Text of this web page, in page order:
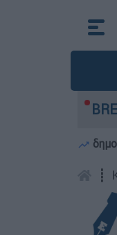
για
┋